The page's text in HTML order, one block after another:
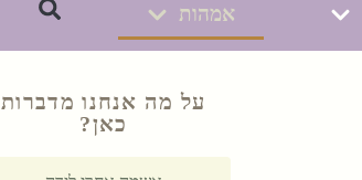
אמהות
על מה אנחנו מדברות
כאן?